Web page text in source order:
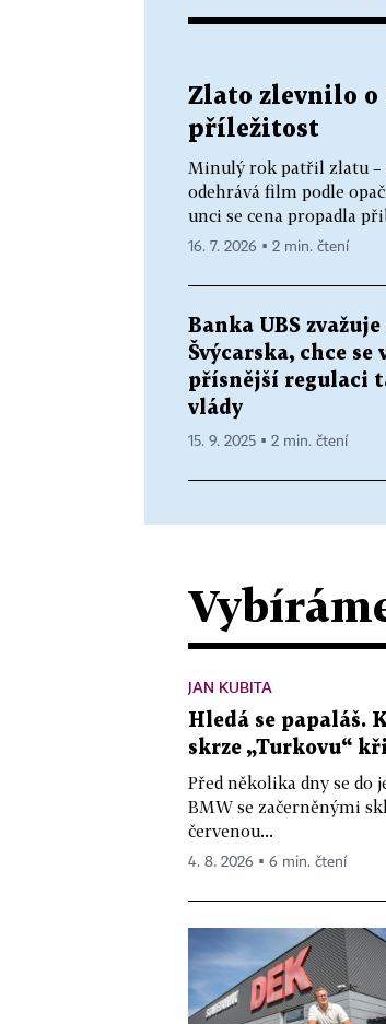
Zlato zlevnilo o
příležitost
Minulý rok patřil zlatu –
odehrává film podle
unci se cena propadla
16. 7. 2026 ▪ 2 min. čtení
Banka UBS
Švýcarska, chce se
přísnější regulaci
vlády
15. 9. 2025 ▪ 2 min. čtení
JAN KUBITA
Hledá se papaláš.
skrze „Turkovu“
Před několika dny se
BMW se začerněnými
červenou...
4. 8. 2026 ▪ 6 min. čtení